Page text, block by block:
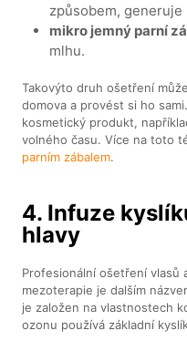
způsobem, generuje
mikro jemný parní
mlhu.
Takovýto druh ošetření
domova a provést si ho
kosmetický produkt,
volného času. Více na toto
parním zábalem.
4. Infuze
hlavy
Profesionální ošetření vlasů
mezoterapie je dalším
je založen na vlastnostech
ozonu používá základní